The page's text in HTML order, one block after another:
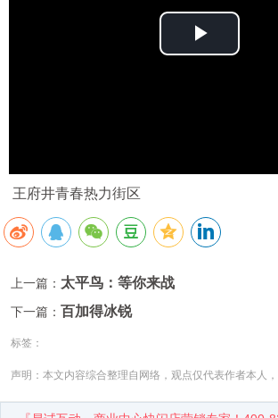
Play
王府井青春热力街区
上一篇： 太平鸟：等你来战
下一篇： 百加得冰锐
标签：
声明：本文内容综合整理自网络，观点仅代表作者本人，